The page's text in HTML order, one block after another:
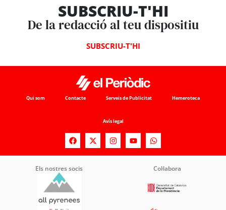
SUBSCRIU-T'HI
De la redacció al teu dispositiu
SUBSCRIU-T'HI
Qui som Contacte Serveis de Publicitat Hemeroteca
Avís legal
Els nostres socis Col·labora